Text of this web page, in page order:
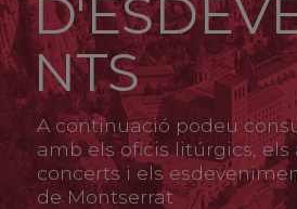
Cultura
Actualitat
Fundació
Visita'ns
NTS
A continuació podeu
amb els oficis litúrgics, els
concerts i els
de Montserrat